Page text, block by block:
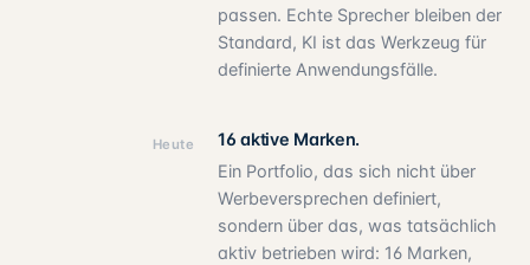
passen. Echte Sprecher bleiben der
Standard, KI ist das Werkzeug für
definierte Anwendungsfälle.
Heute
16 aktive Marken.
Ein Portfolio, das sich nicht über
Werbeversprechen definiert,
sondern über das, was tatsächlich
aktiv betrieben wird: 16 Marken,